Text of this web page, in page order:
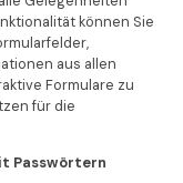
können Sie
aus allen
Formulare zu
für die
Passwörtern